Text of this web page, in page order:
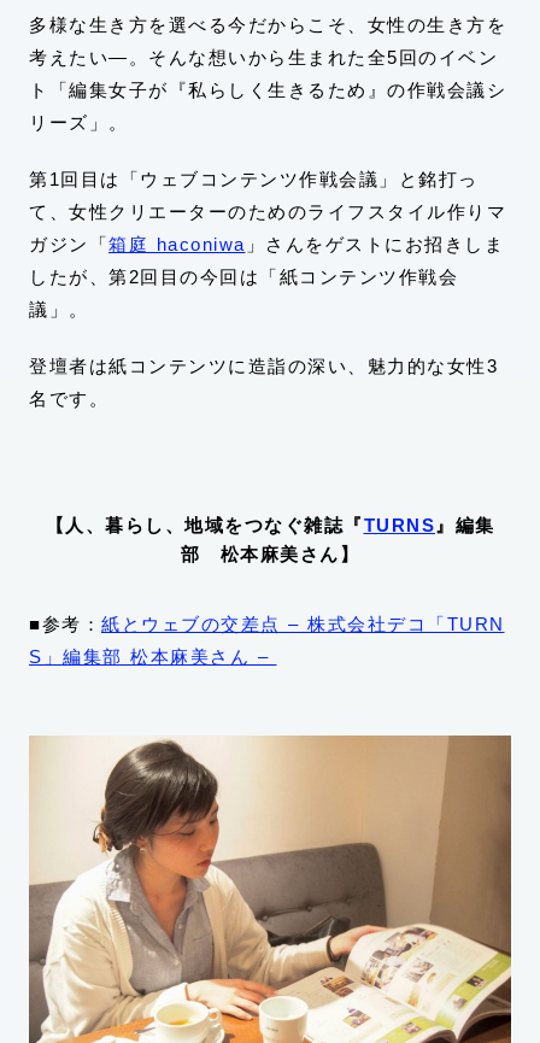
多様な生き方を選べる今だからこそ、女性の生き方を
考えたい―。そんな想いから生まれた全5回のイベン
ト「編集女子が『私らしく生きるため』の作戦会議シ
リーズ」。
第1回目は「ウェブコンテンツ作戦会議」と銘打っ
て、女性クリエーターのためのライフスタイル作りマ
ガジン「箱庭 haconiwa 」さんをゲストにお招きしま
したが、第2回目の今回は「紙コンテンツ作戦会
議」。
登壇者は紙コンテンツに造詣の深い、魅力的な女性3
名です。
【人、暮らし、地域をつなぐ雑誌『TURNS 』編集
部 松本麻美さん】
■参考： 紙とウェブの交差点 – 株式会社デコ「TURN
S」編集部 松本麻美さん –